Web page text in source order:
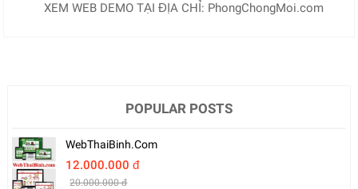
XEM WEB DEMO TẠI ĐỊA CHỈ: PhongChongMoi.com
POPULAR POSTS
WebThaiBinh.com
12.000.000 đ
20.000.000 đ